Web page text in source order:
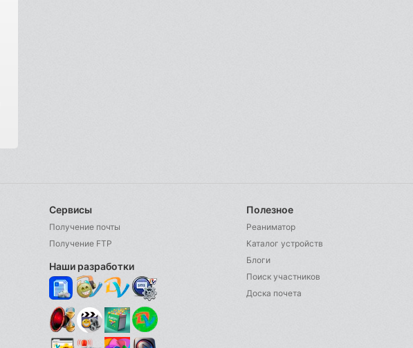
Сервисы
Получение почты
Получение FTP
Наши разработки
Полезное
Реаниматор
Каталог устройств
Блоги
Поиск участников
Доска почета